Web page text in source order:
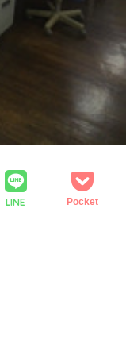
LINE Pocket